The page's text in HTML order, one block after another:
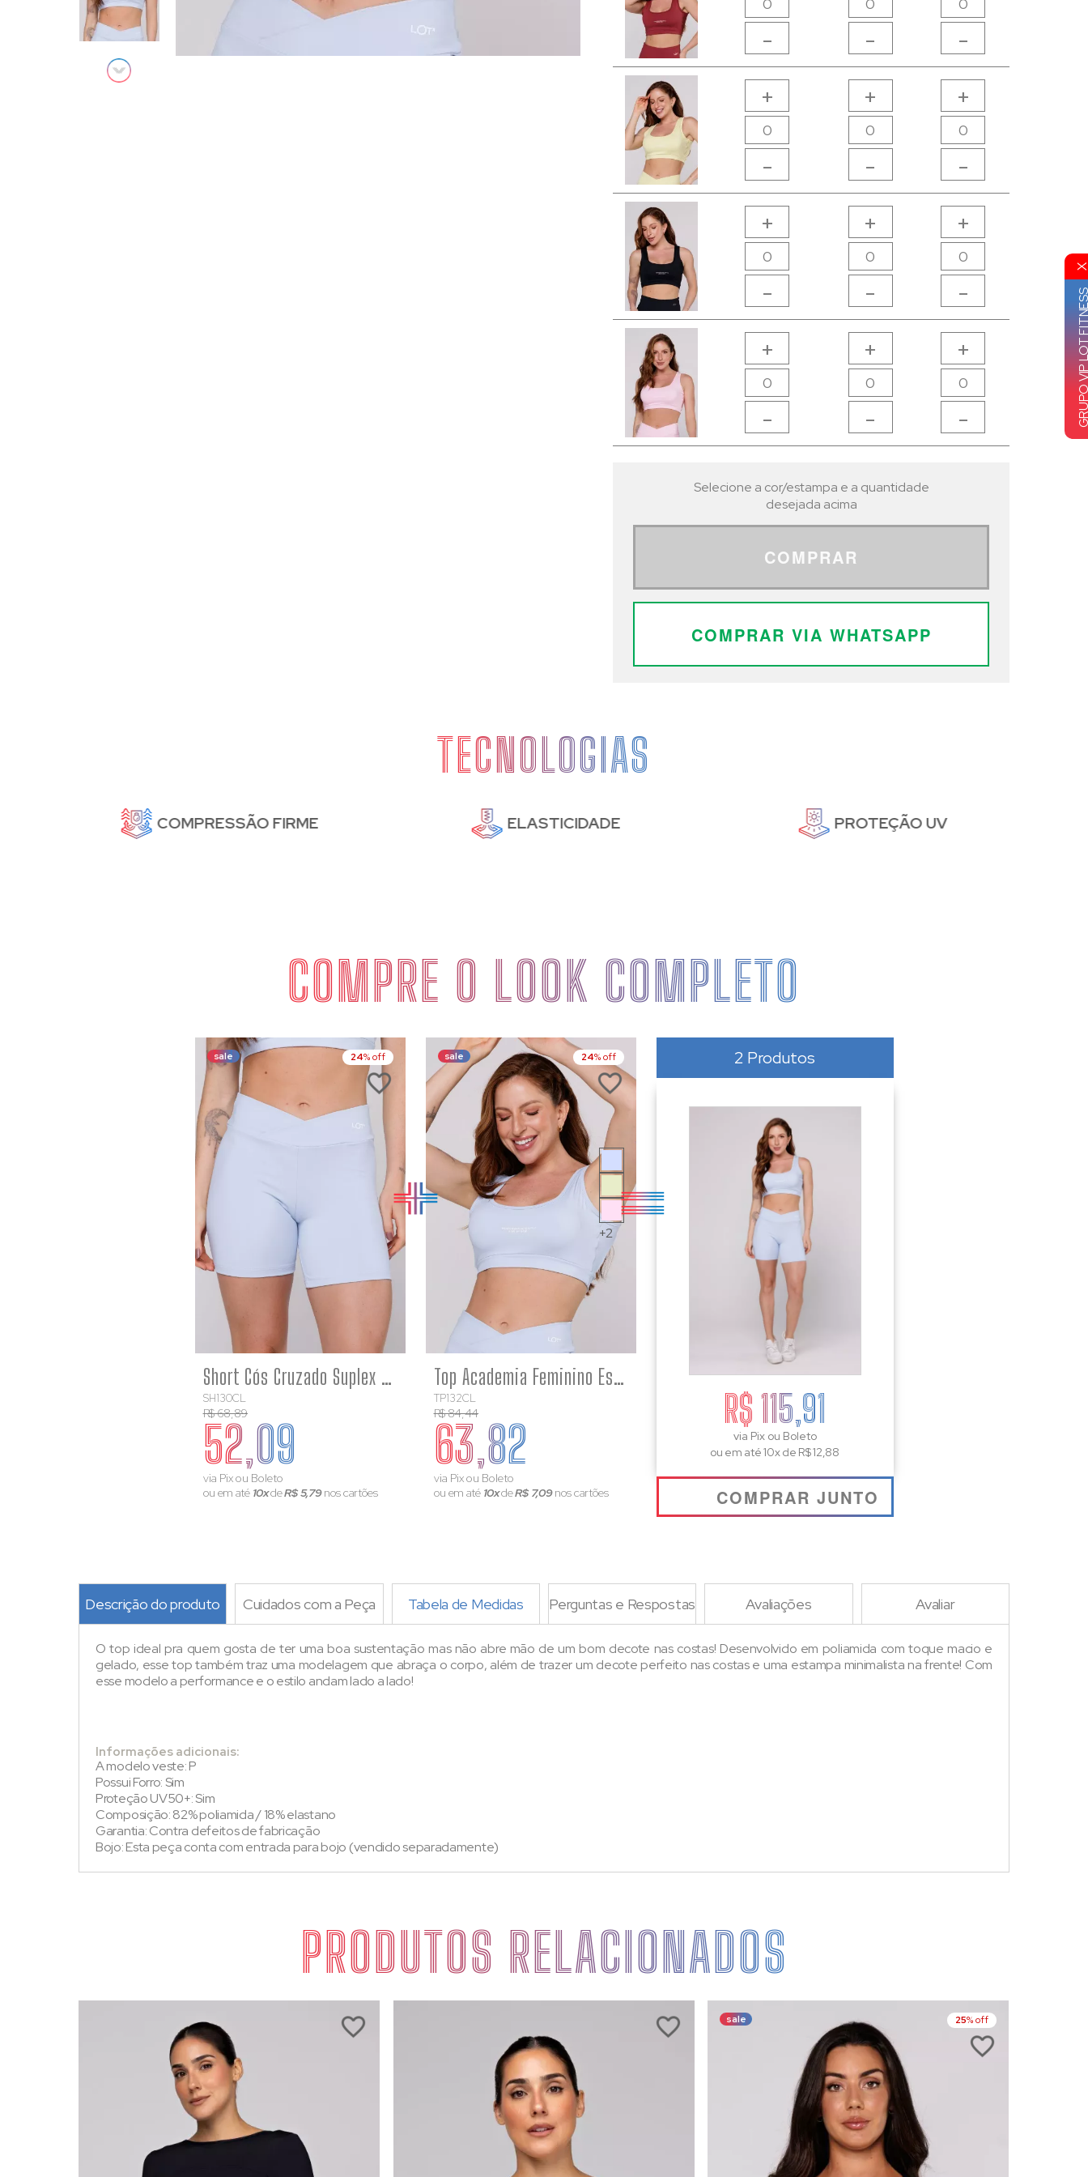
- -
-
+
-
+
-
+
-
+
-
+
-
+
-
+
-
+
-
+
-
Selecione a cor/estampa e a quantidade
desejada acima
COMPRAR
COMPRAR VIA WHATSAPP
TECNOLOGIAS
COMPRESSÃO FIRME ELASTICIDADE PROTEÇÃO UV
COMPRE O LOOK COMPLETO
sale 24% off
Short Cós Cruzado Suplex Poliamida Academia Feminino Azul Bebê
SH130CL
R$ 68,89
52,09
via Pix ou Boleto
ou em até 10xdeR$ 5,79nos cartões
COMPRE
sale 24% off
+2
Top Academia Feminino Estampado Costas Aberta Poliamida Azul bebê
TP132CL
R$ 84,44
63,82
via Pix ou Boleto
ou em até 10xdeR$ 7,09nos cartões
COMPRE
2 Produtos
R$ 115,91
via Pix ou Boleto
ou em até 10x de R$ 12,88
COMPRAR JUNTO
Descrição do produto Cuidados com a Peça Tabela de Medidas Perguntas e Respostas Avaliações Avaliar
O top ideal pra quem gosta de ter uma boa sustentação mas não abre mão de um bom decote nas costas! Desenvolvido em poliamida com toque macio e
gelado, esse top também traz uma modelagem que abraça o corpo, além de trazer um decote perfeito nas costas e uma estampa minimalista na frente! Com
esse modelo a performance e o estilo andam lado a lado!
Informações adicionais:
A modelo veste: P
Possui Forro: Sim
Proteção UV50+: Sim
Composição: 82% poliamida / 18% elastano
Garantia: Contra defeitos de fabricação
Bojo: Esta peça conta com entrada para bojo (vendido separadamente)
PRODUTOS RELACIONADOS
sale 25% off
GRUPO